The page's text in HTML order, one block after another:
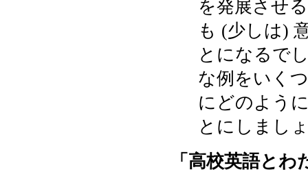
を発展させ
も (少しは)
とになるで
な例をいく
にどのよう
とにしまし
「高校英語と